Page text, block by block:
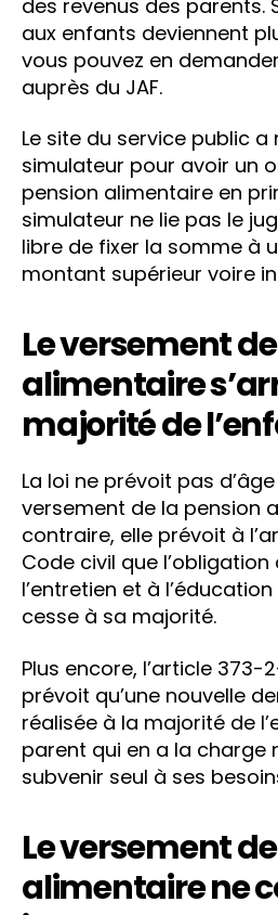
des revenus des parents.
aux enfants deviennent
vous pouvez en
auprès du JAF.
Le site du service public a
simulateur pour avoir un
pension alimentaire en
simulateur ne lie pas le
libre de fixer la somme à
montant supérieur voire
Le versement
alimentaire
majorité de
La loi ne prévoit pas
versement de la pension
contraire, elle prévoit à
Code civil que
l’entretien et à
cesse à sa majorité.
Plus encore, l’article
prévoit qu’une nouvelle
réalisée à la majorité de
parent qui en a la charge
subvenir seul à ses
Le versement
alimentaire ne